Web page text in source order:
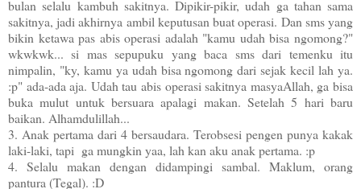
bulan selalu kambuh sakitnya. Dipikir-pikir, udah ga tahan sama
sakitnya, jadi akhirnya ambil keputusan buat operasi. Dan sms yang
bikin ketawa pas abis operasi adalah "kamu udah bisa ngomong?"
wkwkwk... si mas sepupuku yang baca sms dari temenku itu
nimpalin, "ky, kamu ya udah bisa ngomong dari sejak kecil lah ya.
:p" ada-ada aja. Udah tau abis operasi sakitnya masyaAllah, ga bisa
buka mulut untuk bersuara apalagi makan. Setelah 5 hari baru
baikan. Alhamdulillah...
3. Anak pertama dari 4 bersaudara. Terobsesi pengen punya kakak
laki-laki, tapi ga mungkin yaa, lah kan aku anak pertama. :p
4. Selalu makan dengan didampingi sambal. Maklum, orang
pantura (Tegal). :D